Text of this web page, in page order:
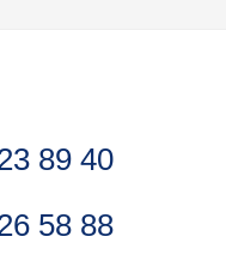
89 40
58 88